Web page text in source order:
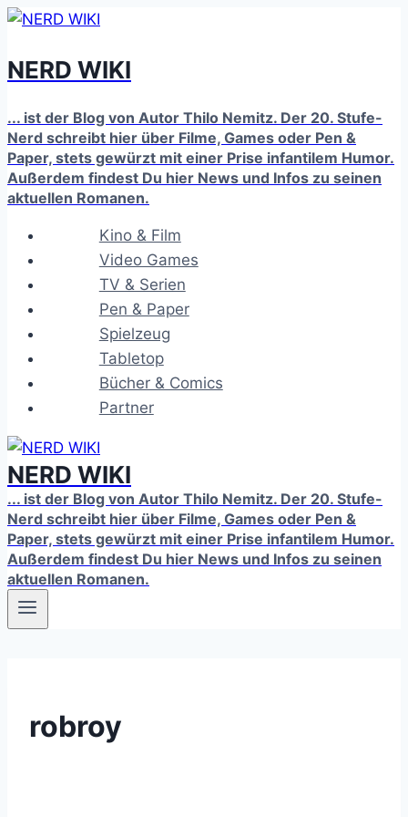
Zum
springen
NERD WIKI
... ist der Blog von Autor Thilo Nemitz. Der 20. Stufe-
Nerd schreibt hier über Filme, Games oder Pen &
Paper, stets gewürzt mit einer Prise infantilem Humor.
Außerdem findest Du hier News und Infos zu seinen
aktuellen Romanen.
Kino & Film
Video Games
TV & Serien
Pen & Paper
Spielzeug
Tabletop
Bücher & Comics
Partner
NERD WIKI
... ist der Blog von Autor Thilo Nemitz. Der 20. Stufe-
Nerd schreibt hier über Filme, Games oder Pen &
Paper, stets gewürzt mit einer Prise infantilem Humor.
Außerdem findest Du hier News und Infos zu seinen
aktuellen Romanen.
robroy